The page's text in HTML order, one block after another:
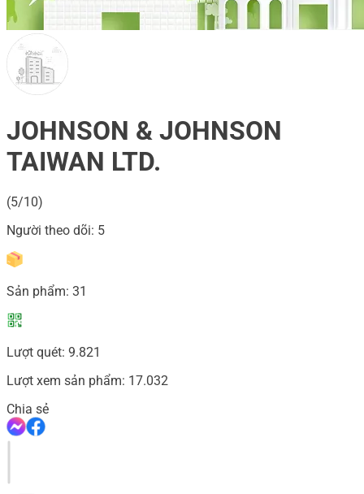
JOHNSON & JOHNSON
TAIWAN LTD.
(5/10)
Người theo dõi: 5
Sản phẩm: 31
Lượt quét: 9.821
Lượt xem sản phẩm: 17.032
Chia sẻ